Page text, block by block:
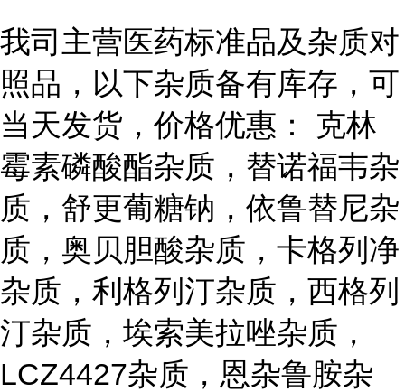
我司主营医药标准品及杂质对
照品，以下杂质备有库存，可
当天发货，价格优惠： 克林
霉素磷酸酯杂质，替诺福韦杂
质，舒更葡糖钠，依鲁替尼杂
质，奥贝胆酸杂质，卡格列净
杂质，利格列汀杂质，西格列
汀杂质，埃索美拉唑杂质，
LCZ4427杂质，恩杂鲁胺杂